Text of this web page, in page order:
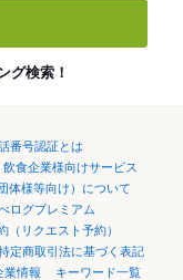
グ検索！
番号認証とは
食企業様向けサービス
体様等向け）について
ログプレミアム
（リクエスト予約）
定商取引法に基づく表記
業情報
キーワード一覧